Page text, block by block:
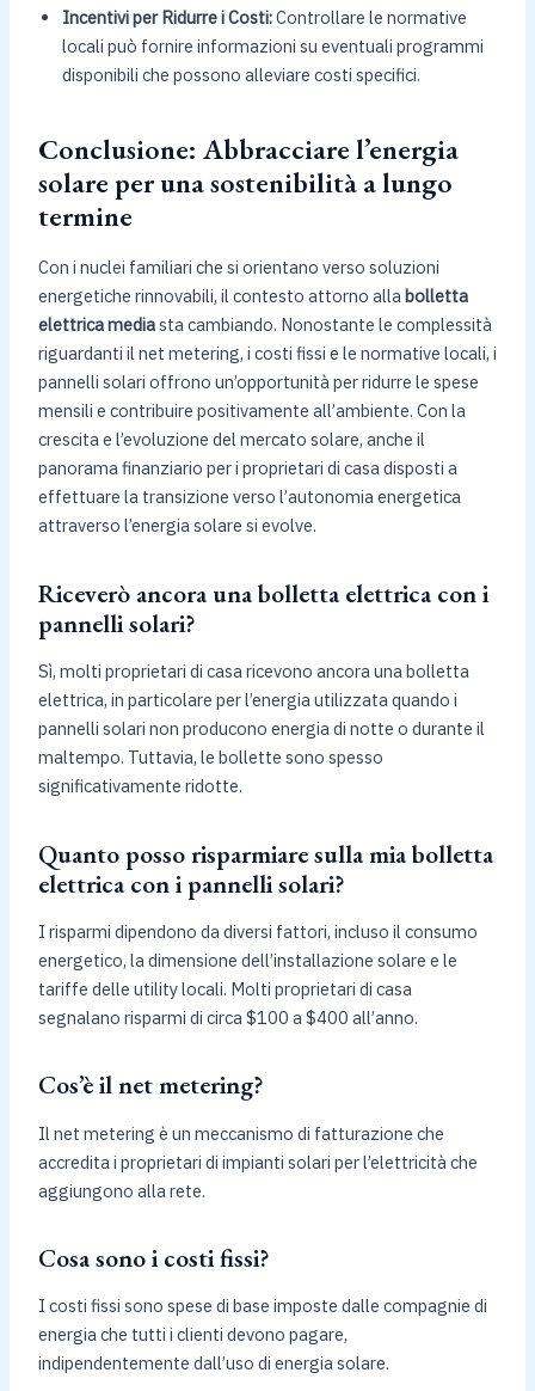
Incentivi per Ridurre i Costi:Controllare le normative
locali può fornire informazioni su eventuali programmi
disponibili che possono alleviare costi specifici.
Conclusione: Abbracciare l’energia
solare per una sostenibilità a lungo
termine
Con i nuclei familiari che si orientano verso soluzioni
energetiche rinnovabili, il contesto attorno alla bolletta
elettrica mediasta cambiando. Nonostante le complessità
riguardanti il net metering, i costi fissi e le normative locali, i
pannelli solari offrono un’opportunità per ridurre le spese
mensili e contribuire positivamente all’ambiente. Con la
crescita e l’evoluzione del mercato solare, anche il
panorama finanziario per i proprietari di casa disposti a
effettuare la transizione verso l’autonomia energetica
attraverso l’energia solare si evolve.
Riceverò ancora una bolletta elettrica con i
pannelli solari?
Sì, molti proprietari di casa ricevono ancora una bolletta
elettrica, in particolare per l’energia utilizzata quando i
pannelli solari non producono energia di notte o durante il
maltempo. Tuttavia, le bollette sono spesso
significativamente ridotte.
Quanto posso risparmiare sulla mia bolletta
elettrica con i pannelli solari?
I risparmi dipendono da diversi fattori, incluso il consumo
energetico, la dimensione dell’installazione solare e le
tariffe delle utility locali. Molti proprietari di casa
segnalano risparmi di circa $100 a $400 all’anno.
Cos’è il net metering?
Il net metering è un meccanismo di fatturazione che
accredita i proprietari di impianti solari per l’elettricità che
aggiungono alla rete.
Cosa sono i costi fissi?
I costi fissi sono spese di base imposte dalle compagnie di
energia che tutti i clienti devono pagare,
indipendentemente dall’uso di energia solare.